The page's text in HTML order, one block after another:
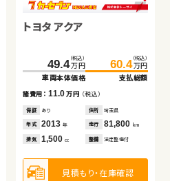
トヨタ アクア
49.4 （税込）
万円
車両本体価格
60.4 （税込）
万円
支払総額
諸費用： 11.0万円 （税込）
保証 あり 住所 埼玉県
年式 2013年 走行 81,800 km
排気 1,500cc 整備 法定整備付
見積もり・在庫確認
トヨタ ヴェルファイア
269.7万円
車両本体価格
諸費用：10.1万円 （税込）
保証 なし 住所 岡山県
排気 2,500cc 整備 法定整備付
ホンダ フリード
49.9 （税込）
万円
車両本体価格
65.7 （税込）
万円
支払総額
諸費用： 15.8万円 （税込）
保証 あり 住所 埼玉県
年式 2012年 走行 87,700 km
排気 1,500cc 整備 法定整備付
見積もり・在庫確認